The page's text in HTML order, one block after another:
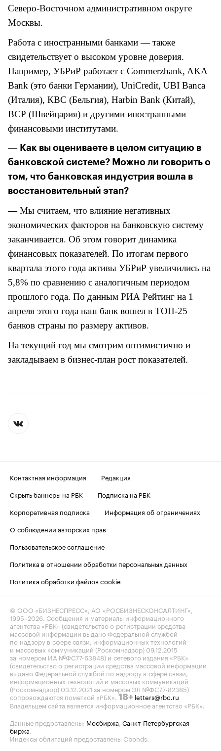
Северо-Восточном административном округе
Москвы.
Работа с иностранными банками — также
свидетельствует о высоком уровне доверия.
Например, УБРиР работает с Commerzbank, AKA
Bank (это банки Германии), UniCredit, UBI Banca
(Италия), КВС (Бельгия), Harbin Bank (Китай),
ВСР (Швейцария) и другими иностранными
финансовыми институтами.
— Как вы оцениваете в целом ситуацию в
банковской системе? Можно ли говорить о
том, что банковская индустрия вошла в
восстановительный этап?
—Мы считаем, что влияние негативных
экономических факторов на банковскую систему
заканчивается. Об этом говорит динамика
финансовых показателей. По итогам первого
квартала этого года активы УБРиР увеличились на
5,8% по сравнению с аналогичным периодом
прошлого года. По данным РИА Рейтинг на 1
апреля этого года наш банк вошел в ТОП-25
банков страны по размеру активов.
На текущий год мы смотрим оптимистично и
закладываем в бизнес-план рост показателей.
Контактная информация
Редакция
Скрыть баннеры на РБК
Подписка на РБК
Корпоративная подписка
Информация об ограничениях
О соблюдении авторских прав
Пользовательское соглашение
Политика в отношении обработки персональных данных
Политика обработки файлов cookie
© ООО «БИЗНЕСПРЕСС», АО «РОСБИЗНЕСКОНСАЛТИНГ»,
1995–2026. Сообщения и материалы информационного
агентства «РБК» (свидетельство о регистрации средства
массовой информации выдано Федеральной службой
по надзору в сфере связи, информационных технологий
и массовых коммуникаций (Роскомнадзор) 09.12.2015
за номером ИА №ФС77-63848) и сетевого издания «РБК»
(свидетельство о регистрации средства массовой информации
выдано Федеральной службой по надзору в сфере связи,
информационных технологий и массовых коммуникаций
(Роскомнадзор) 03.12.2021 за номером ЭЛ №ФС77-82385)
сопровождаются пометкой «РБК». 18+ letters@rbc.ru
Владельцем сайта является информационное агентство «РБК».
Данные предоставлены: Мосбиржа, Санкт-Петербургская
биржа.
Индексы облигаций предоставлены Cbonds.